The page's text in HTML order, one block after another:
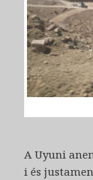
A Uyuni
i és